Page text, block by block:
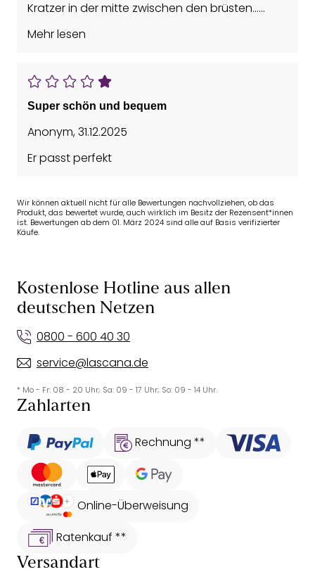
Kratzer in der mitte zwischen den brüsten...
nicht wert, sehr enttäuschend
Mehr lesen
Super schön und bequem
Anonym,31.12.2025
Er passt perfekt
Wir können aktuell nicht für alle Bewertungen nachvollziehen, ob das
Produkt, das bewertet wurde, auch wirklich im Besitz der Rezensent*innen
ist. Bewertungen ab dem 01. März 2024 sind alle auf Basis verifizierter
Käufe.
Kostenlose Hotline aus allen
deutschen Netzen
0800 - 600 40 30
service@lascana.de
* Mo - Fr: 08 - 20 Uhr; Sa: 09 - 17 Uhr; So: 09 - 14 Uhr.
Zahlarten
Rechnung **
Online-Überweisung
Ratenkauf **
Versandart